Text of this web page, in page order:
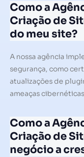
Como a
Criação de
do meu site?
A nossa agência
segurança, como
atualizações de
ameaças
Como a
Criação de
negócio a